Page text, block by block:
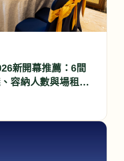
新開幕推薦：6間
容納人數與場租比